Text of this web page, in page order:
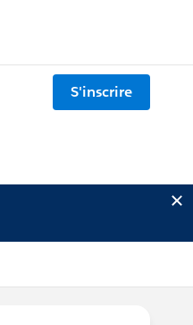
S'inscrire